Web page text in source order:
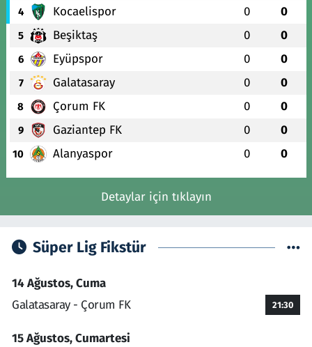
4 Kocaelispor 0 0
5 Beşiktaş 0 0
6 Eyüpspor 0 0
7 Galatasaray 0 0
8 Çorum FK 0 0
9 Gaziantep FK 0 0
10 Alanyaspor 0 0
Detaylar için tıklayın
Süper Lig Fikstür
14 Ağustos, Cuma
Galatasaray - Çorum FK
21:30
15 Ağustos, Cumartesi